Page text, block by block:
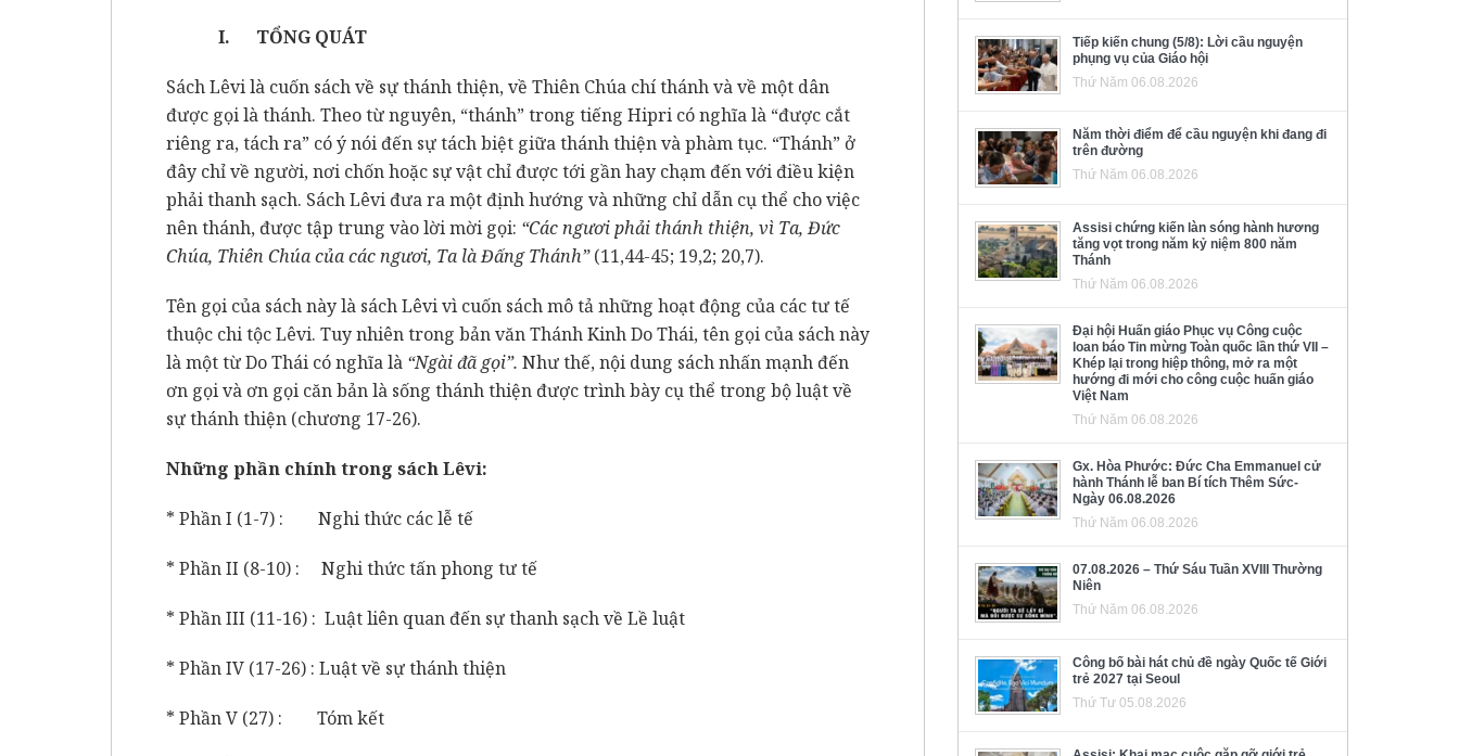
I. TỔNG QUÁT
Sách Lêvi là cuốn sách về sự thánh thiện, về Thiên Chúa chí thánh và về một dân
được gọi là thánh. Theo từ nguyên, “thánh” trong tiếng Hipri có nghĩa là “được cắt
riêng ra, tách ra” có ý nói đến sự tách biệt giữa thánh thiện và phàm tục. “Thánh” ở
đây chỉ về người, nơi chốn hoặc sự vật chỉ được tới gần hay chạm đến với điều kiện
phải thanh sạch. Sách Lêvi đưa ra một định hướng và những chỉ dẫn cụ thể cho việc
nên thánh, được tập trung vào lời mời gọi: “Các ngươi phải thánh thiện, vì Ta, Đức
Chúa, Thiên Chúa của các ngươi, Ta là Đấng Thánh”(11,44-45; 19,2; 20,7).
Tên gọi của sách này là sách Lêvi vì cuốn sách mô tả những hoạt động của các tư tế
thuộc chi tộc Lêvi. Tuy nhiên trong bản văn Thánh Kinh Do Thái, tên gọi của sách này
là một từ Do Thái có nghĩa là “Ngài đã gọi”. Như thế, nội dung sách nhấn mạnh đến
ơn gọi và ơn gọi căn bản là sống thánh thiện được trình bày cụ thể trong bộ luật về
sự thánh thiện (chương 17-26).
Những phần chính trong sách Lêvi:
* Phần I (1-7) : Nghi thức các lễ tế
* Phần II (8-10) : Nghi thức tấn phong tư tế
* Phần III (11-16) : Luật liên quan đến sự thanh sạch về Lề luật
* Phần IV (17-26) : Luật về sự thánh thiện
* Phần V (27) : Tóm kết
Tiếp kiến chung (5/8): Lời cầu nguyện
phụng vụ của Giáo hội
Thứ Năm 06.08.2026
Năm thời điểm để cầu nguyện khi đang đi
trên đường
Thứ Năm 06.08.2026
Assisi chứng kiến làn sóng hành hương
tăng vọt trong năm kỷ niệm 800 năm
Thánh
Thứ Năm 06.08.2026
Đại hội Huấn giáo Phục vụ Công cuộc
loan báo Tin mừng Toàn quốc lần thứ VII –
Khép lại trong hiệp thông, mở ra một
hướng đi mới cho công cuộc huấn giáo
Việt Nam
Thứ Năm 06.08.2026
Gx. Hòa Phước: Đức Cha Emmanuel cử
hành Thánh lễ ban Bí tích Thêm Sức-
Ngày 06.08.2026
Thứ Năm 06.08.2026
07.08.2026 – Thứ Sáu Tuần XVIII Thường
Niên
Thứ Năm 06.08.2026
Công bố bài hát chủ đề ngày Quốc tế Giới
trẻ 2027 tại Seoul
Thứ Tư 05.08.2026